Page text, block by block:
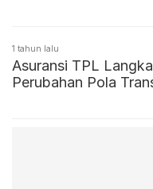
1 tahun lalu
Asuransi TPL
Perubahan Pola